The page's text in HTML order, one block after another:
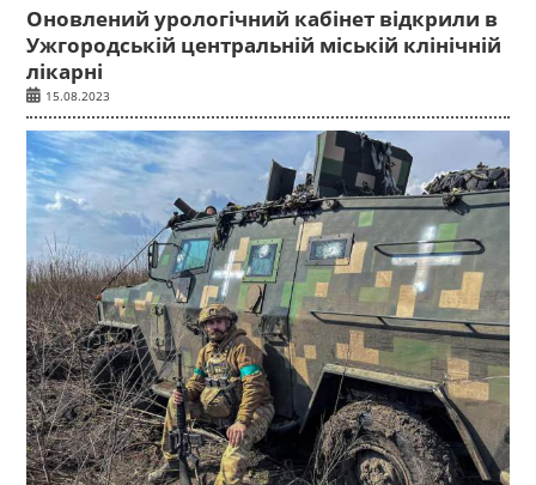
Оновлений урологічний кабінет відкрили в
Ужгородській центральній міській клінічній
лікарні
15.08.2023